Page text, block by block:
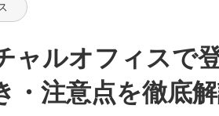
ャルオフィスで
・注意点を徹底